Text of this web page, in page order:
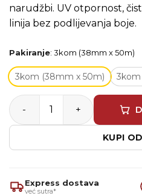
narudžbi. UV otpornost,
linija bez podlijevanja boje.
Pakiranje: 3kom (38mm x 50m)
3kom (38mm x 50m)
Blue Dolphin Washi UV
KUPI
Express dostava
već sutra*